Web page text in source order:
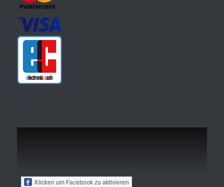
Klicken um Facebook zu aktivieren